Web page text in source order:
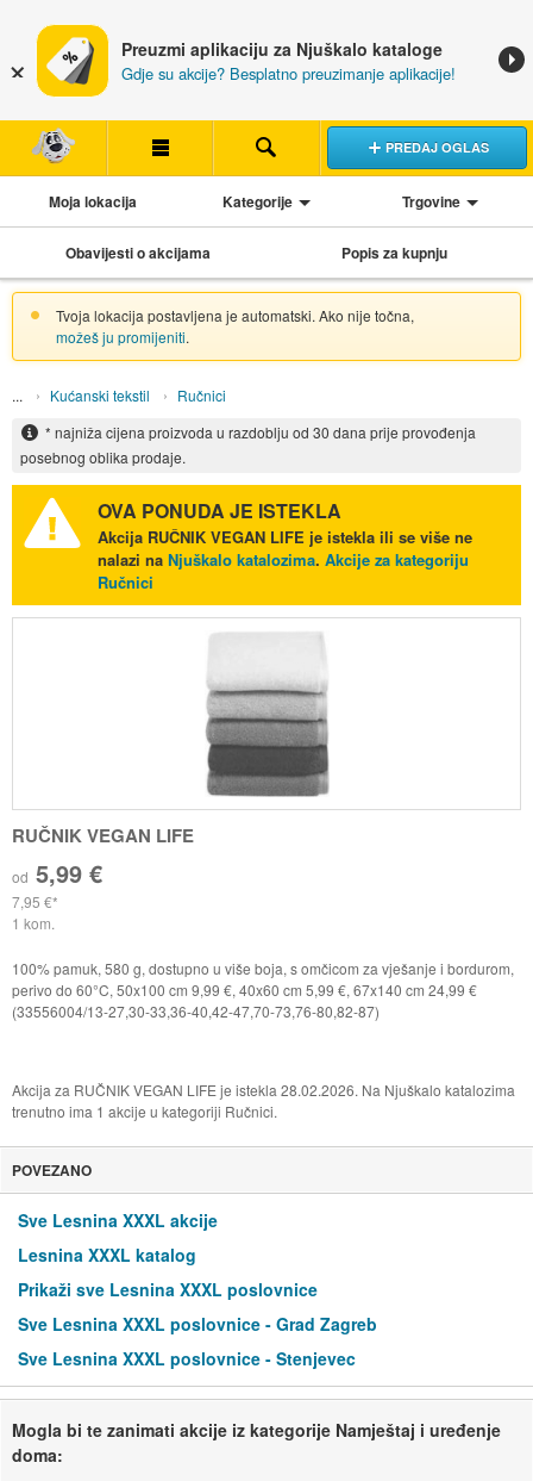
Preuzmi aplikaciju za Njuškalo kataloge
Gdje su akcije? Besplatno preuzimanje aplikacije!
PREDAJ OGLAS
Moja lokacija Kategorije Trgovine
Obavijesti o akcijama Popis za kupnju
Tvoja lokacija postavljena je automatski. Ako nije točna,
možeš ju promijeniti.
Kućanski tekstil
Ručnici
* najniža cijena proizvoda u razdoblju od 30 dana prije provođenja
posebnog oblika prodaje.
OVA PONUDA JE ISTEKLA
Akcija RUČNIK VEGAN LIFE je istekla ili se više ne
nalazi na Njuškalo katalozima. Akcije za kategoriju
Ručnici
RUČNIK VEGAN LIFE
od 5,99 €
7,95 €
1 kom.
100% pamuk, 580 g, dostupno u više boja, s omčicom za vješanje i bordurom,
perivo do 60°C, 50x100 cm 9,99 €, 40x60 cm 5,99 €, 67x140 cm 24,99 €
(33556004/13-27,30-33,36-40,42-47,70-73,76-80,82-87)
Akcija za RUČNIK VEGAN LIFE je istekla 28.02.2026. Na Njuškalo katalozima
trenutno ima 1 akcije u kategoriji Ručnici.
POVEZANO
Sve Lesnina XXXL akcije
Lesnina XXXL katalog
Prikaži sve Lesnina XXXL poslovnice
Sve Lesnina XXXL poslovnice - Grad Zagreb
Sve Lesnina XXXL poslovnice - Stenjevec
Mogla bi te zanimati akcije iz kategorije Namještaj i uređenje
doma: